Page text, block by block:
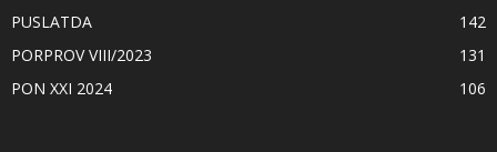
PUSLATDA
142
PORPROV VIII/2023
131
PON XXI 2024
106